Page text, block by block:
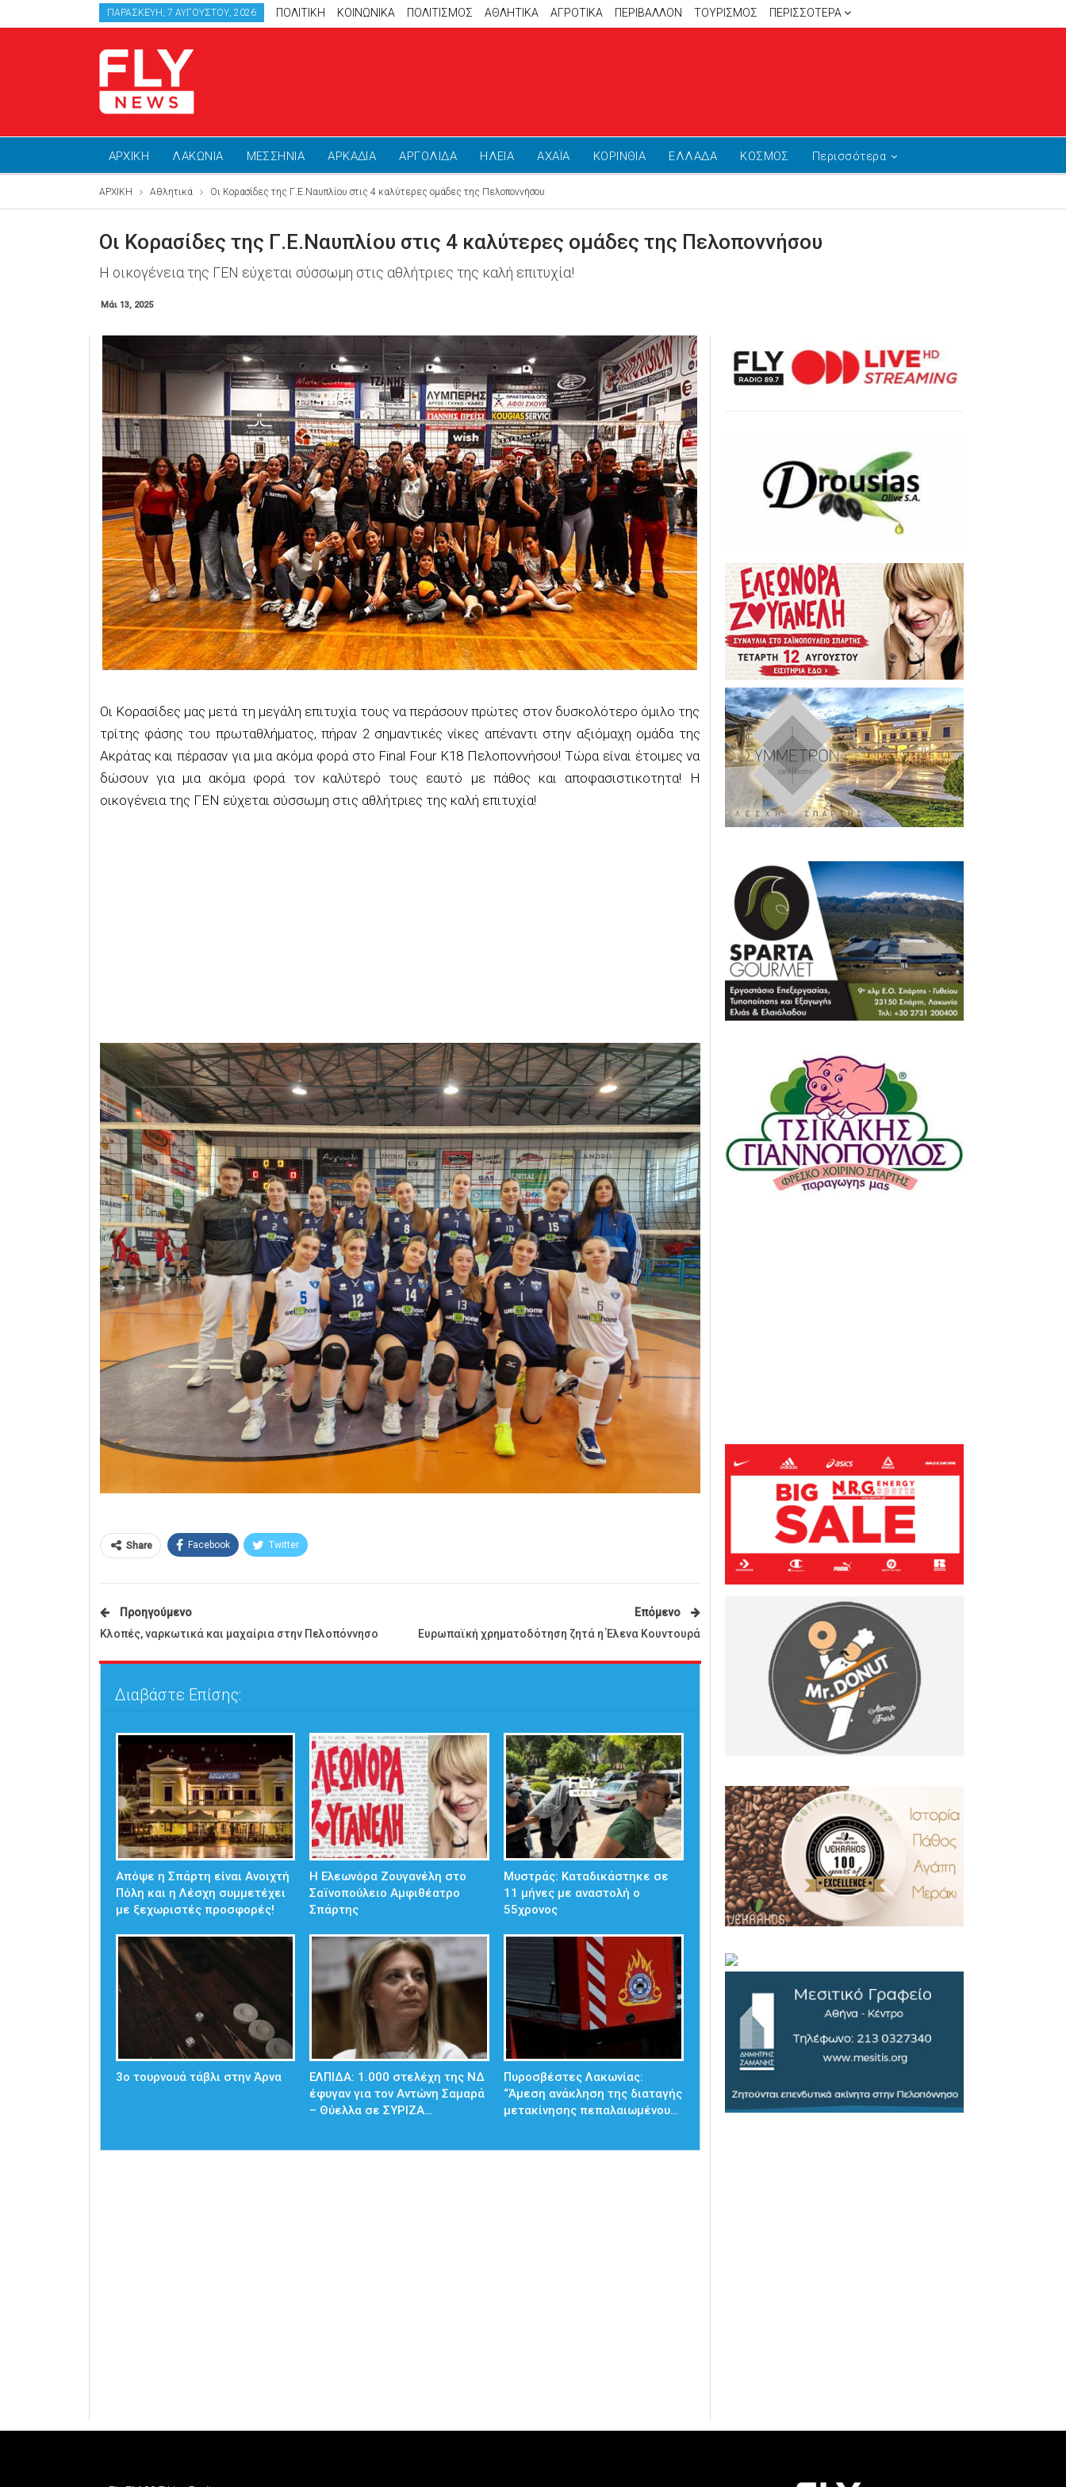
ΠΑΡΑΣΚΕΥΉ, 7 ΑΥΓΟΎΣΤΟΥ, 2026 ΠΟΛΙΤΙΚΗ ΚΟΙΝΩΝΙΚΑ ΠΟΛΙΤΙΣΜΟΣ ΑΘΛΗΤΙΚΆ ΑΓΡΟΤΙΚΑ ΠΕΡΙΒΑΛΛΟΝ ΤΟΥΡΙΣΜΟΣ ΠΕΡΙΣΣΌΤΕΡΑ
ΑΡΧΙΚΗ ΛΑΚΩΝΙΑ ΜΕΣΣΗΝΙΑ ΑΡΚΑΔΙΑ ΑΡΓΟΛΙΔΑ ΗΛΕΙΑ ΑΧΑΪΑ ΚΟΡΙΝΘΙΑ ΕΛΛΑΔΑ ΚΟΣΜΟΣ Περισσότερα
ΑΡΧΙΚΗ Αθλητικά Οι Κορασίδες της Γ.Ε.Ναυπλίου στις 4 καλύτερες ομάδες της Πελοποννήσου
Οι Κορασίδες της Γ.Ε.Ναυπλίου στις 4 καλύτερες ομάδες της Πελοποννήσου
Η οικογένεια της ΓΕΝ εύχεται σύσσωμη στις αθλήτριες της καλή επιτυχία!
Μάι 13, 2025
Οι Κορασίδες μας μετά τη μεγάλη επιτυχία τους να περάσουν πρώτες στον δυσκολότερο όμιλο της
τρίτης φάσης του πρωταθλήματος, πήραν 2 σημαντικές νίκες απέναντι στην αξιόμαχη ομάδα της
Ακράτας και πέρασαν για μια ακόμα φορά στο Final Four Κ18 Πελοποννήσου! Τώρα είναι έτοιμες να
δώσουν για μια ακόμα φορά τον καλύτερό τους εαυτό με πάθος και αποφασιστικοτητα! Η
οικογένεια της ΓΕΝ εύχεται σύσσωμη στις αθλήτριες της καλή επιτυχία!
Share Facebook Twitter
Προηγούμενο
Κλοπές, ναρκωτικά και μαχαίρια στην Πελοπόννησο
Επόμενο
Ευρωπαϊκή χρηματοδότηση ζητά η Έλενα Κουντουρά
Διαβάστε Επίσης:
Απόψε η Σπάρτη είναι Ανοιχτή
Πόλη και η Λέσχη συμμετέχει
με ξεχωριστές προσφορές!
Η Ελεωνόρα Ζουγανέλη στο
Σαϊνοπούλειο Αμφιθέατρο
Σπάρτης
Μυστράς: Καταδικάστηκε σε
11 μήνες με αναστολή ο
55χρονος
3ο τουρνουά τάβλι στην Άρνα
ΕΛΠΙΔΑ: 1.000 στελέχη της ΝΔ
έφυγαν για τον Αντώνη Σαμαρά
– Θύελλα σε ΣΥΡΙΖΑ…
Πυροσβέστες Λακωνίας:
“Άμεση ανάκληση της διαταγής
μετακίνησης πεπαλαιωμένου…